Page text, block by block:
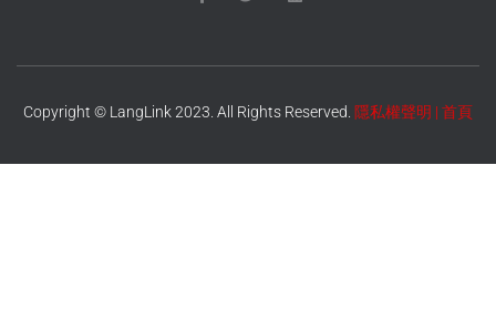
Copyright © LangLink 2023. All Rights Reserved. 隱私權聲明 | 首頁